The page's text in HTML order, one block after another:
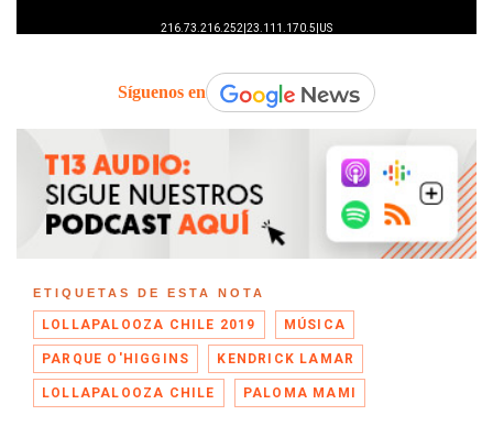
Síguenos en
ETIQUETAS DE ESTA NOTA
LOLLAPALOOZA CHILE 2019 MÚSICA
PARQUE O'HIGGINS KENDRICK LAMAR
LOLLAPALOOZA CHILE PALOMA MAMI